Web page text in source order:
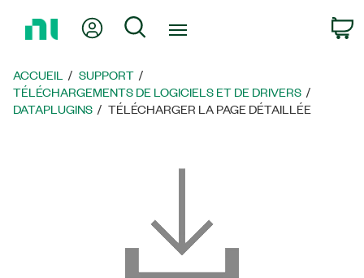
page
d’accueil
Mon compteRechercher
ACCUEIL
SUPPORT
TÉLÉCHARGEMENTS DE LOGICIELS ET DE DRIVERS
DATAPLUGINS
TÉLÉCHARGER LA PAGE DÉTAILLÉE